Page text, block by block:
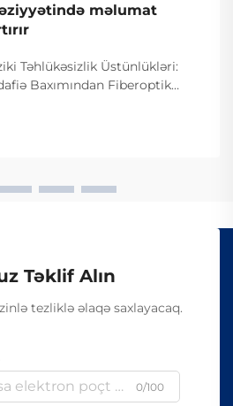
məlumat
Təhlükəsizlik Üstünlükləri:
Baxımından Fiberoptik
siqnalları ilə deyil, işıq
Təklif Alın
tezliklə əlaqə saxlayacaq.
0/100